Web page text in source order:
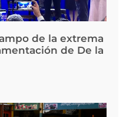
de la extrema
de De la